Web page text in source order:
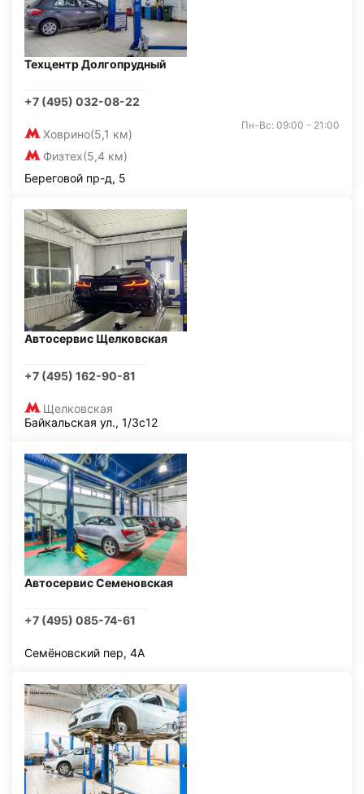
Техцентр Долгопрудный
+7 (495) 032-08-22
Ховрино(5,1 км)
Физтех(5,4 км)
Пн-Вс: 09:00 - 21:00
Береговой пр-д, 5
Автосервис Щелковская
+7 (495) 162-90-81
Щелковская
Байкальская ул., 1/3с12
Автосервис Семеновская
+7 (495) 085-74-61
Семёновский пер, 4А